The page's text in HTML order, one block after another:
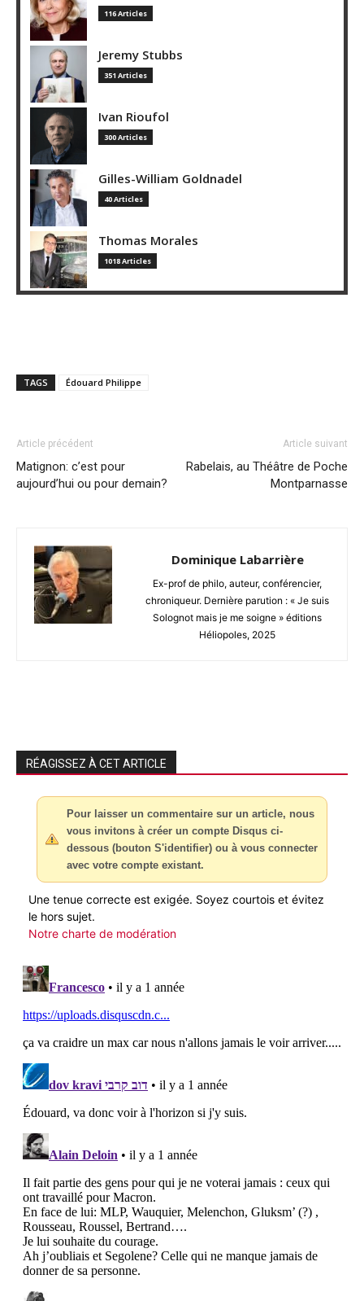
116 Articles
Jeremy Stubbs
351 Articles
Ivan Rioufol
300 Articles
Gilles-William Goldnadel
40 Articles
Thomas Morales
1018 Articles
TAGS Édouard Philippe
Article précédent
Matignon: c’est pour
aujourd’hui ou pour demain?
Article suivant
Rabelais, au Théâtre de Poche
Montparnasse
Dominique Labarrière
Ex-prof de philo, auteur, conférencier,
chroniqueur. Dernière parution : « Je suis
Solognot mais je me soigne » éditions
Héliopoles, 2025
RÉAGISSEZ À CET ARTICLE
Pour laisser un commentaire sur un article, nous
vous invitons à créer un compte Disqus ci-
dessous (bouton S'identifier) ou à vous connecter
avec votre compte existant.
Une tenue correcte est exigée. Soyez courtois et évitez
le hors sujet.
Notre charte de modération